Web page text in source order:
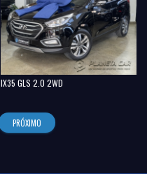
IX35 GLS 2.0 2WD
PRÓXIMO